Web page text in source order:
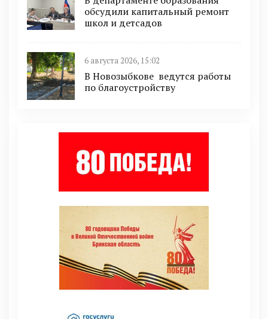
обсудили капитальный ремонт
школ и детсадов
6 августа 2026, 15:02
В Новозыбкове ведутся работы
по благоустройству